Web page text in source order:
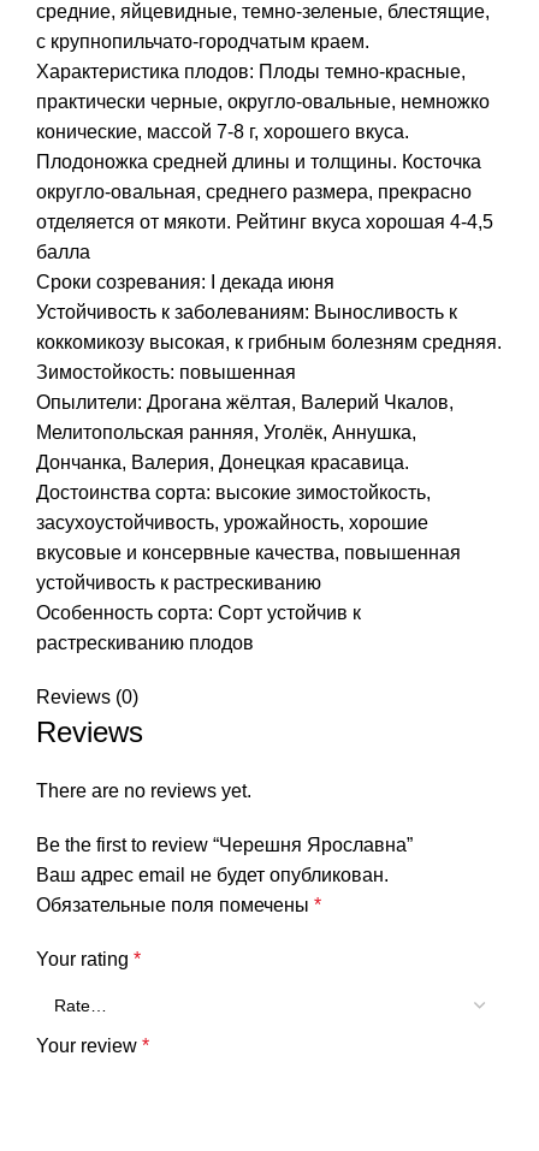
средние, яйцевидные, темно-зеленые, блестящие,
с крупнопильчато-городчатым краем.
Характеристика плодов: Плоды темно-красные,
практически черные, округло-овальные, немножко
конические, массой 7-8 г, хорошего вкуса.
Плодоножка средней длины и толщины. Косточка
округло-овальная, среднего размера, прекрасно
отделяется от мякоти. Рейтинг вкуса хорошая 4-4,5
балла
Сроки созревания: I декада июня
Устойчивость к заболеваниям: Выносливость к
коккомикозу высокая, к грибным болезням средняя.
Зимостойкость: повышенная
Опылители: Дрогана жёлтая, Валерий Чкалов,
Мелитопольская ранняя, Уголёк, Аннушка,
Дончанка, Валерия, Донецкая красавица.
Достоинства сорта: высокие зимостойкость,
засухоустойчивость, урожайность, хорошие
вкусовые и консервные качества, повышенная
устойчивость к растрескиванию
Особенность сорта: Сорт устойчив к
растрескиванию плодов
Reviews (0)
Reviews
There are no reviews yet.
Be the first to review “Черешня Ярославна”
Ваш адрес email не будет опубликован.
Обязательные поля помечены *
Your rating *
Your review *